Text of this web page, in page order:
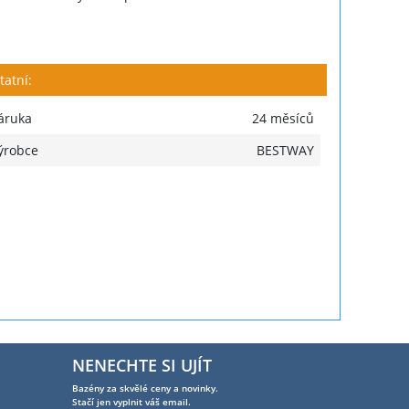
24 měsíců
BESTWAY
NENECHTE SI UJÍT
Bazény za skvělé ceny a novinky.
Stačí jen vyplnit váš email.